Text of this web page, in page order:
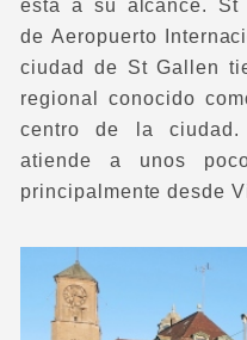
está a su alcance. St
deAeropuerto
ciudad de St Gallen
regional conocido
centro de la
atiende a unos
principalmente desde